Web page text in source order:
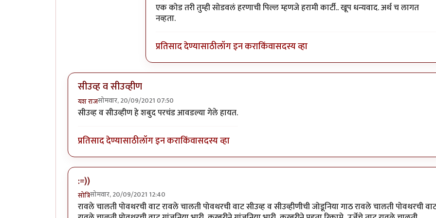
In reply toकीर्तनकार बुवांसारखी..byबबन ताम्बे
एक कोड तरी तुम्ही सोडवलं हरणाची पिल्ल म्हणजे हरामी कार्टी.. खूप धन्यवाद. अर्थ च लागत
नव्हता.
प्रतिसाद देण्यासाठीलॉग इन कराकिंवासदस्य व्हा
सीउव्ह व सीउव्हीण
यश राजसोमवार, 20/09/2021 07:50
सीउव्ह व सीउव्हीण हे शबुद परचंड आवडल्या गेले हायत.
प्रतिसाद देण्यासाठीलॉग इन कराकिंवासदस्य व्हा
:=))
सोत्रिसोमवार, 20/09/2021 12:40
रावले चालती पोवथरची वाट रावले चालती पोवथरची वाट सीउव्ह व सीउव्हीणीची जोडूनिया गाठ रावले चालती पोवथरची